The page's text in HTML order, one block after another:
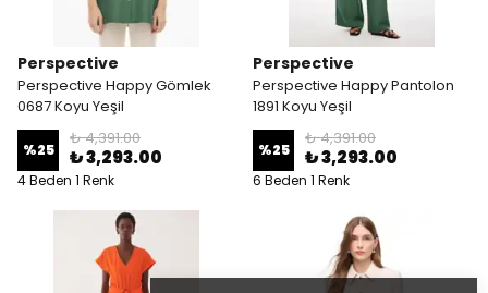
Perspective
Perspective Happy Gömlek
0687 Koyu Yeşil
%25
₺ 4,391.00
₺ 3,293.00
4 Beden 1 Renk
Perspective
Perspective Happy Pantolon
1891 Koyu Yeşil
%25
₺ 4,391.00
₺ 3,293.00
6 Beden 1 Renk